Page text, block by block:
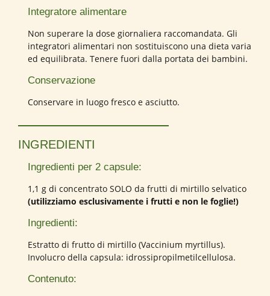
Integratore alimentare
Non superare la dose giornaliera raccomandata. Gli
integratori alimentari non sostituiscono una dieta varia
ed equilibrata. Tenere fuori dalla portata dei bambini.
Conservazione
Conservare in luogo fresco e asciutto.
INGREDIENTI
Ingredienti per 2 capsule:
1,1 g di concentrato SOLO da frutti di mirtillo selvatico
(utilizziamo esclusivamente i frutti e non le foglie!)
Ingredienti:
Estratto di frutto di mirtillo (Vaccinium myrtillus).
Involucro della capsula: idrossipropilmetilcellulosa.
Contenuto: